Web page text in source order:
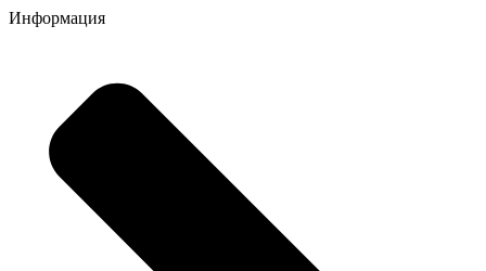
Информация